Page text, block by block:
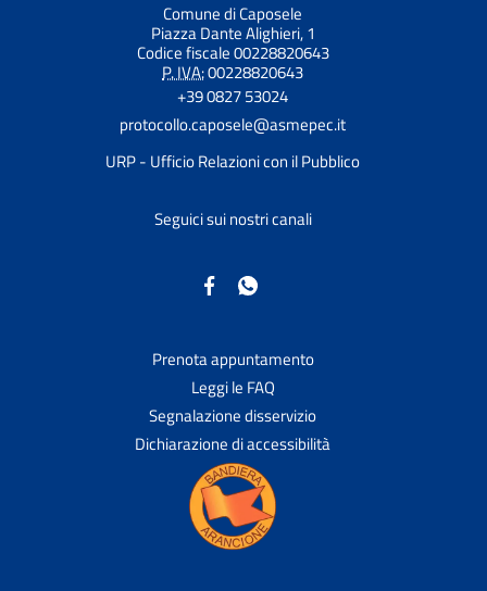
Comune di Caposele
Piazza Dante Alighieri, 1
Codice fiscale 00228820643
P. IVA:00228820643
+39 0827 53024
protocollo.caposele@asmepec.it
URP - Ufficio Relazioni con il Pubblico
Seguici sui nostri canali
Prenota appuntamento
Leggi le FAQ
Segnalazione disservizio
Dichiarazione di accessibilità